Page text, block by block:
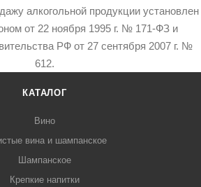
алкогольной продукции установлен
от 22 ноября 1995 г. № 171-ФЗ и
РФ от 27 сентября 2007 г. №
612.
КАТАЛОГ
Вино
вина и шампанское
Шампанское
Крепкие напитки